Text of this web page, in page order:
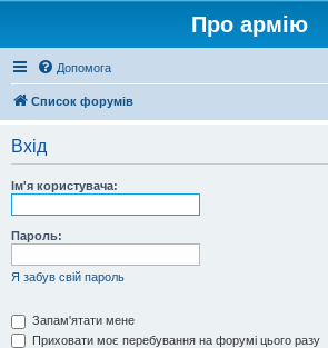
Про армію
Допомога
Список форумів
Вхід
Ім'я користувача:
Пароль:
Я забув свій пароль
Запам'ятати мене
Приховати моє перебування на форумі цього разу